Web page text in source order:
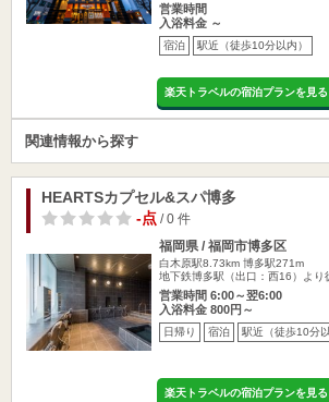
営業時間
入浴料金 ～
宿泊 駅近（徒歩10分以内）
楽天トラベルの宿泊プランを見る
関連情報から探す
HEARTSカプセル&スパ博多
-点/ 0 件
福岡県 / 福岡市博多区
白木原駅8.73km 博多駅271m
地下鉄博多駅（出口：西16）より
営業時間 6:00～翌6:00
入浴料金 800円～
日帰り 宿泊 駅近（徒歩10分以
楽天トラベルの宿泊プランを見る